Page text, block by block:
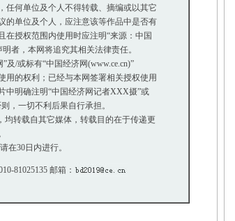
何单位及个人不得转载、摘编或以其它
单位及个人，应注意该等作品中是否有
授权范围内使用时应注明“来源：中国
者，本网将追究其相关法律责任。
/或标有“中国经济网(www.ce.cn)”
的权利；已经与本网签署相关授权使用
明确注明“中国经济网记者XXX摄”或
，一切不利后果自行承担。
转载自其它媒体，转载目的在于传递更
在30日内进行。
81025135 邮箱：